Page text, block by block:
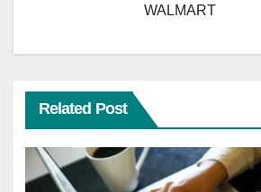
WALMART
Related Post